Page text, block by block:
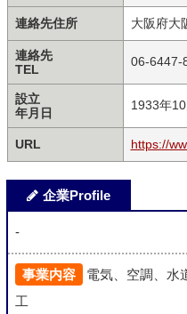
連絡先住所 大阪府大
連絡先
TEL
06-6447-
設立
年月日
1933年
URL https://
企業Profile
-
事業内容
電気、空調、水
工